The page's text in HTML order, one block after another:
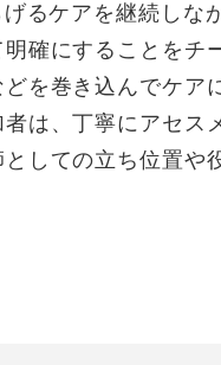
るケアを継続しな
確にすることを
を巻き込んでケ
は、丁寧にアセ
しての立ち位置や